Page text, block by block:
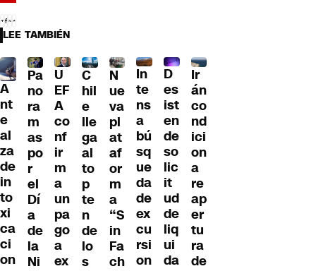
LEE TAMBIÉN
A
nt
e
al
za
de
in
to
xi
ca
ci
on
Pa
no
ra
m
as
po
r
el
Dí
a
de
la
Ni
U
EF
A
co
nf
ir
m
a
un
pa
go
a
ex
C
hil
e
lle
ga
al
to
p
te
n
de
lo
s
N
ue
va
pl
at
af
or
m
a
“S
in
Fa
ch
In
te
ns
a
bú
sq
ue
da
de
ex
cu
rsi
on
D
es
ist
en
de
so
lic
it
ud
de
liq
ui
da
Ir
án
co
nd
ici
on
a
re
ap
er
tu
ra
de